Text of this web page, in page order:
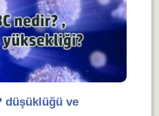
düşüklüğü ve